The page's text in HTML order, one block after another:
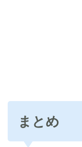
まとめ